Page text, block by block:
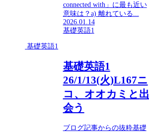
connected with」に最も近い
意味は？a) 離れている...
2026.01.14
基礎英語1
基礎英語1
基礎英語1
26/1/13(火)L167ニ
コ、オオカミと出
会う
ブログ記事からの抜粋基礎